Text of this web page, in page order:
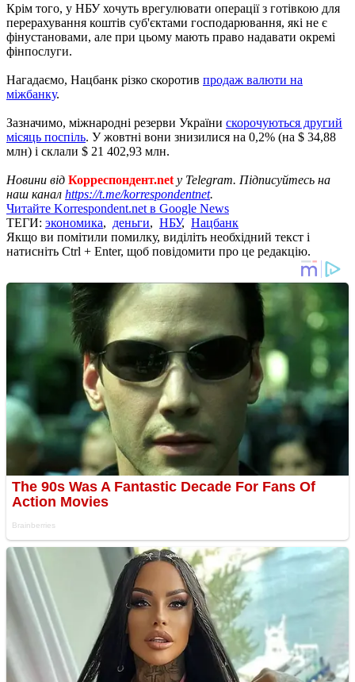
Крім того, у НБУ хочуть врегулювати операції з готівкою для
перерахування коштів суб'єктами господарювання, які не є
фінустановами, але при цьому мають право надавати окремі
фінпослуги.
Нагадаємо, Нацбанк різко скоротив продаж валюти на
міжбанку.
Зазначимо, міжнародні резерви України скорочуються другий
місяць поспіль. У жовтні вони знизилися на 0,2% (на $ 34,88
млн) і склали $ 21 402,93 млн.
Новини від Корреспондент.net у Telegram. Підписуйтесь на
наш канал https://t.me/korrespondentnet.
Читайте Korrespondent.net в Google News
ТЕГИ: экономика, деньги, НБУ, Нацбанк
Якщо ви помітили помилку, виділіть необхідний текст і
натисніть Ctrl + Enter, щоб повідомити про це редакцію.